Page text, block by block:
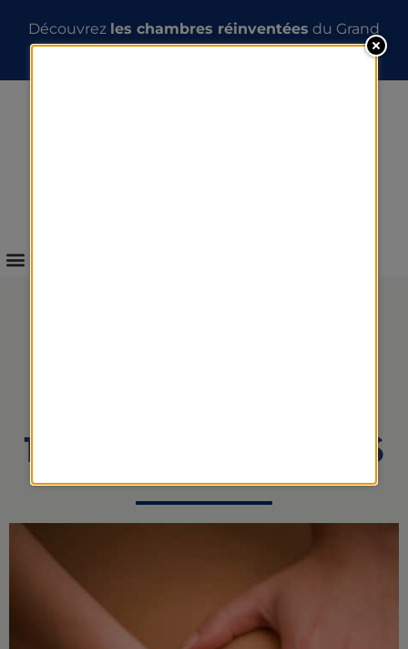
Découvrez les chambres réinventées du Grand
Hôtel des Thermes
TRADITIONNEL CHINOIS